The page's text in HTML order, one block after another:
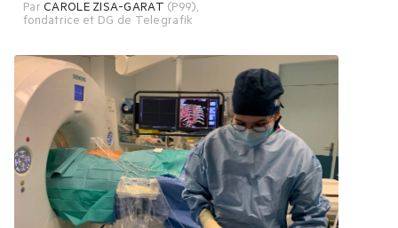
ParCAROLE ZISA-GARAT (P99),
fondatrice et DG de Telegrafik